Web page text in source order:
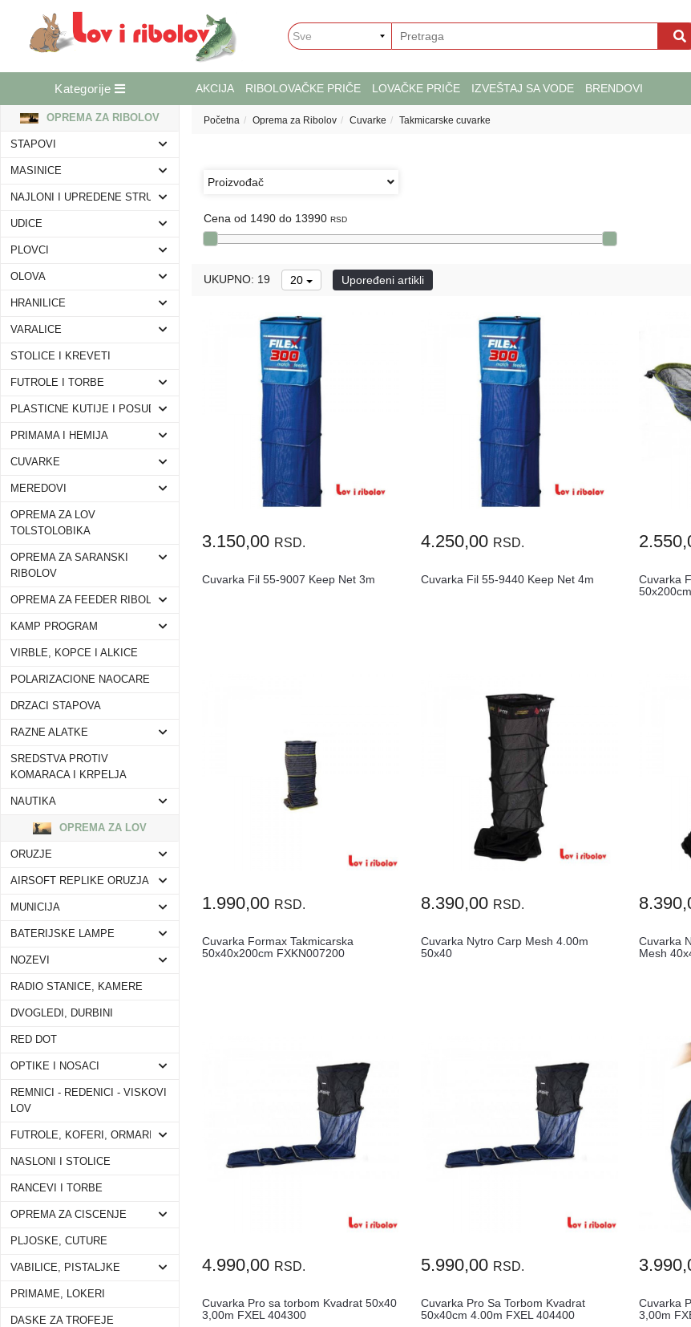
Kategorije AKCIJA RIBOLOVAČKE PRIČE LOVAČKE PRIČE IZVEŠTAJ SA VODE BRENDOVI
OPREMA ZA RIBOLOV
STAPOVI
MASINICE
NAJLONI I UPREDENE STRUNE
UDICE
PLOVCI
OLOVA
HRANILICE
VARALICE
STOLICE I KREVETI
FUTROLE I TORBE
PLASTICNE KUTIJE I POSUDE
PRIMAMA I HEMIJA
CUVARKE
MEREDOVI
OPREMA ZA LOV
TOLSTOLOBIKA
OPREMA ZA SARANSKI
RIBOLOV
OPREMA ZA FEEDER RIBOLOV
KAMP PROGRAM
VIRBLE, KOPCE I ALKICE
POLARIZACIONE NAOCARE
DRZACI STAPOVA
RAZNE ALATKE
SREDSTVA PROTIV
KOMARACA I KRPELJA
NAUTIKA
OPREMA ZA LOV
ORUZJE
AIRSOFT REPLIKE ORUZJA
MUNICIJA
BATERIJSKE LAMPE
NOZEVI
RADIO STANICE, KAMERE
DVOGLEDI, DURBINI
RED DOT
OPTIKE I NOSACI
REMNICI - REDENICI - VISKOVI
LOV
FUTROLE, KOFERI, ORMARI
NASLONI I STOLICE
RANCEVI I TORBE
OPREMA ZA CISCENJE
PLJOSKE, CUTURE
VABILICE, PISTALJKE
PRIMAME, LOKERI
DASKE ZA TROFEJE
Početna Oprema za Ribolov Cuvarke Takmicarske cuvarke
Proizvođač
Cena od 1490 do 13990 RSD
UKUPNO: 19 20 Upoređeni artikli
3.150,00 RSD.
Cuvarka Fil 55-9007 Keep Net 3m
4.250,00 RSD.
Cuvarka Fil 55-9440 Keep Net 4m
Cuvarka
1.990,00 RSD.
Cuvarka Formax Takmicarska
50x40x200cm FXKN007200
8.390,00 RSD.
Cuvarka Nytro Carp Mesh 4.00m
50x40
Cuvarka
Mesh
4.990,00 RSD.
Cuvarka Pro sa torbom Kvadrat 50x40
3,00m FXEL 404300
5.990,00 RSD.
Cuvarka Pro Sa Torbom Kvadrat
50x40cm 4.00m FXEL 404400
Cuvarka
3,00m